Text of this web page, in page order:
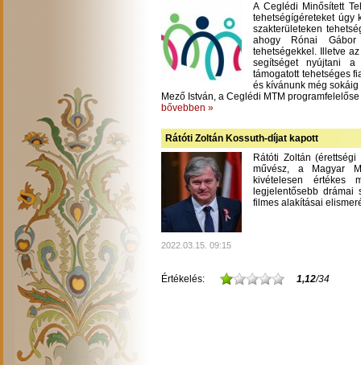
A Ceglédi Minősített
tehetségígéreteket úgy
szakterületeken
ahogy Rónai Gábor
tehetségekkel. Illetve
segítséget nyújtani a
támogatott tehetséges
és kívánunk még
Mező István, a Ceglédi MTM programfelelőse
bővebben »
Rátóti Zoltán Kossuth-díjat kapott
Rátóti Zoltán
művész, a Magyar
kivételesen értékes
legjelentősebb drámai
filmes alakításai
2022.03.15. 09:15
Értékelés: 1,12/34